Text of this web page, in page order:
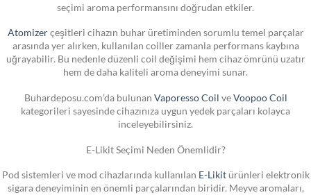
seçimi aroma performansını doğrudan etkiler.
Atomizerçeşitleri cihazın buhar üretiminden sorumlu temel parçalar
arasında yer alırken, kullanılan coiller zamanla performans kaybına
uğrayabilir. Bu nedenle düzenli coil değişimi hem cihaz ömrünü uzatır
hem de daha kaliteli aroma deneyimi sunar.
Buhardeposu.com’da bulunan Vaporesso Coil veVoopoo Coil
kategorileri sayesinde cihazınıza uygun yedek parçaları kolayca
inceleyebilirsiniz.
E-Likit Seçimi Neden Önemlidir?
Pod sistemleri ve mod cihazlarında kullanılan E-Likitürünleri elektronik
sigara deneyiminin en önemli parçalarından biridir. Meyve aromaları,